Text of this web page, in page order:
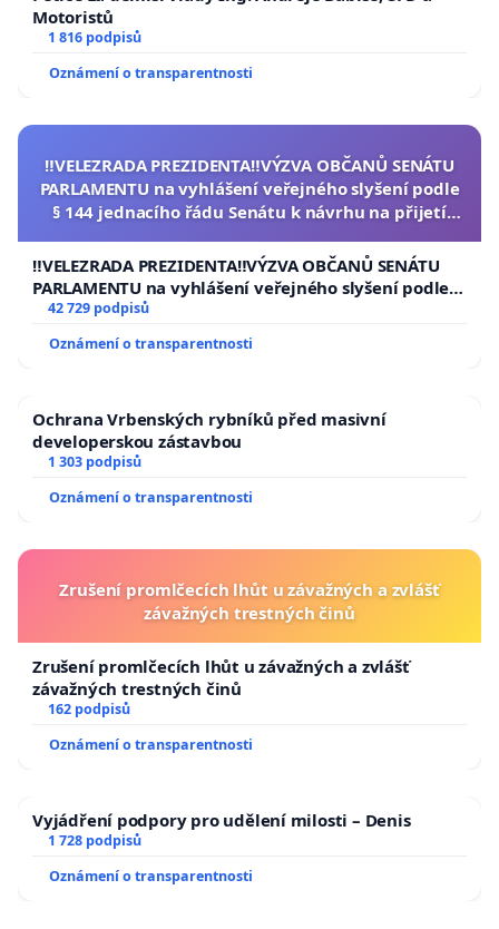
Motoristů
1 816 podpisů
Oznámení o transparentnosti
‼️VELEZRADA PREZIDENTA‼️VÝZVA OBČANŮ SENÁTU
PARLAMENTU na vyhlášení veřejného slyšení podle
§ 144 jednacího řádu Senátu k návrhu na přijetí
republiky
‼️VELEZRADA PREZIDENTA‼️VÝZVA OBČANŮ SENÁTU
PARLAMENTU na vyhlášení veřejného slyšení podle §
144 jednacího řádu Senátu k návrhu na přijetí
usnesení k podání ústavní žaloby na prezidenta
republiky
42 729 podpisů
Oznámení o transparentnosti
Ochrana Vrbenských rybníků před masivní
developerskou zástavbou
1 303 podpisů
Oznámení o transparentnosti
Zrušení promlčecích lhůt u závažných a zvlášť
závažných trestných činů
Zrušení promlčecích lhůt u závažných a zvlášť
závažných trestných činů
162 podpisů
Oznámení o transparentnosti
Vyjádření podpory pro udělení milosti – Denis
1 728 podpisů
Oznámení o transparentnosti